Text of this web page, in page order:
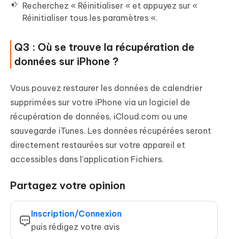
Recherchez « Réinitialiser « et appuyez sur «
Réinitialiser tous les paramètres «.
Q3 : Où se trouve la récupération de
données sur iPhone ?
Vous pouvez restaurer les données de calendrier
supprimées sur votre iPhone via un logiciel de
récupération de données, iCloud.com ou une
sauvegarde iTunes. Les données récupérées seront
directement restaurées sur votre appareil et
accessibles dans l'application Fichiers.
Partagez votre opinion
Inscription/Connexion
puis rédigez votre avis